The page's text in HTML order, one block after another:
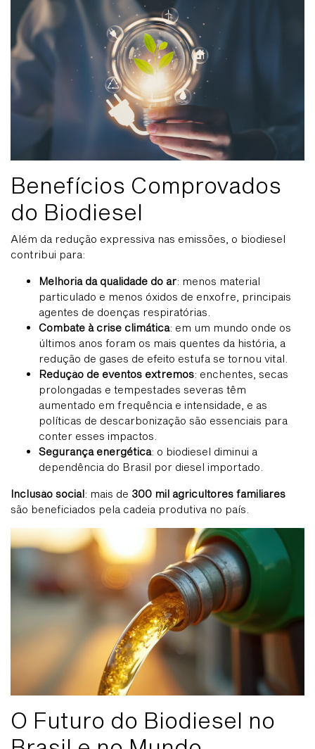
Benefícios Comprovados
do Biodiesel
Além da redução expressiva nas emissões, o biodiesel
contribui para:
Melhoria da qualidade do ar: menos material
particulado e menos óxidos de enxofre, principais
agentes de doenças respiratórias.
Combate à crise climática: em um mundo onde os
últimos anos foram os mais quentes da história, a
redução de gases de efeito estufa se tornou vital.
Redução de eventos extremos: enchentes, secas
prolongadas e tempestades severas têm
aumentado em frequência e intensidade, e as
políticas de descarbonização são essenciais para
conter esses impactos.
Segurança energética: o biodiesel diminui a
dependência do Brasil por diesel importado.
Inclusão social: mais de 300 mil agricultores familiares
são beneficiados pela cadeia produtiva no país.
O Futuro do Biodiesel no